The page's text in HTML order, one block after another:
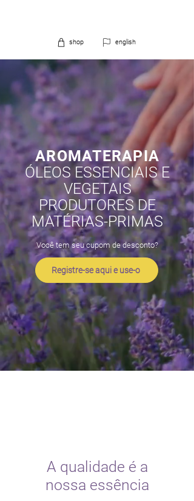
shop english
AROMATERAPIA
ÓLEOS ESSENCIAIS E
VEGETAIS
PRODUTORES DE
MATÉRIAS-PRIMAS
Você tem seu cupom de desconto?
Registre-se aqui e use-o
A qualidade é a
nossa essência